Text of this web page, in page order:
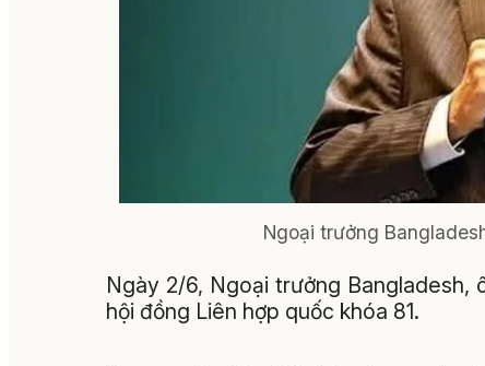
Ngoại trưởng
Ngày 2/6, Ngoại trưởng Bangladesh,
hội đồng Liên hợp quốc khóa 81.